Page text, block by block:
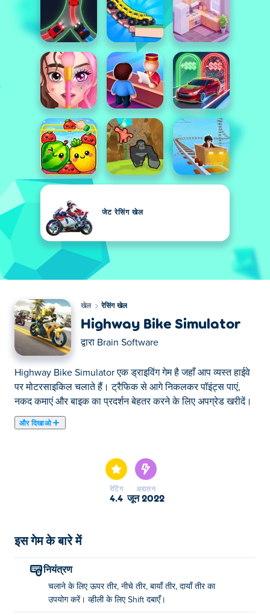
जेट रेसिंग खेल
खेल रेसिंग खेल
Highway Bike Simulator
द्वारा Brain Software
Highway Bike Simulator एक ड्राइविंग गेम है जहाँ आप व्यस्त हाईवे
पर मोटरसाइकिल चलाते हैं। ट्रैफिक से आगे निकलकर पॉइंट्स पाएं,
नकद कमाएं और बाइक का प्रदर्शन बेहतर करने के लिए अपग्रेड खरीदें।
और दिखाओ
रेटिंग
4.4
अद्यतन
जून 2022
इस गेम के बारे में
नियंत्रण
चलाने के लिए ऊपर तीर, नीचे तीर, बायाँ तीर, दायाँ तीर का
उपयोग करें। व्हीली के लिए Shift दबाएँ।